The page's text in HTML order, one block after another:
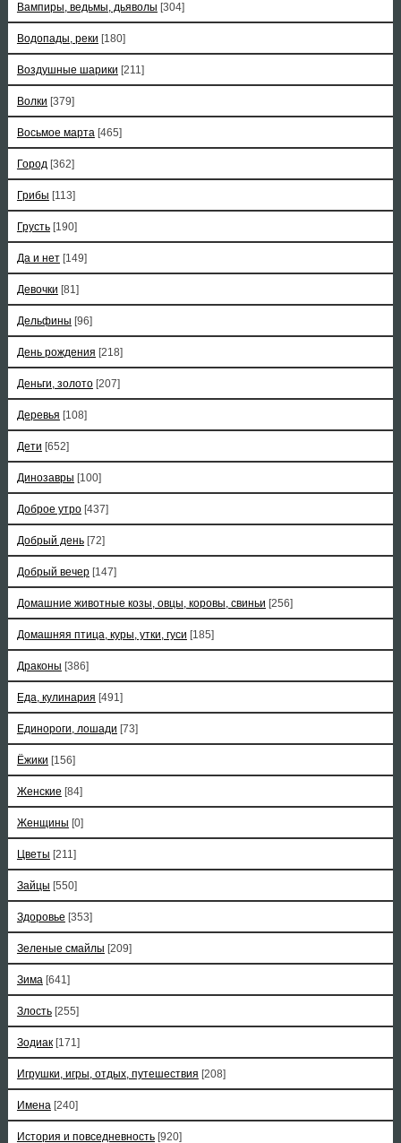
Вампиры, ведьмы, дьяволы [304]
Водопады, реки [180]
Воздушные шарики [211]
Волки [379]
Восьмое марта [465]
Город [362]
Грибы [113]
Грусть [190]
Да и нет [149]
Девочки [81]
Дельфины [96]
День рождения [218]
Деньги, золото [207]
Деревья [108]
Дети [652]
Динозавры [100]
Доброе утро [437]
Добрый день [72]
Добрый вечер [147]
Домашние животные козы, овцы, коровы, свиньи [256]
Домашняя птица, куры, утки, гуси [185]
Драконы [386]
Еда, кулинария [491]
Единороги, лошади [73]
Ёжики [156]
Женские [84]
Женщины [0]
Цветы [211]
Зайцы [550]
Здоровье [353]
Зеленые смайлы [209]
Зима [641]
Злость [255]
Зодиак [171]
Игрушки, игры, отдых, путешествия [208]
Имена [240]
История и повседневность [920]